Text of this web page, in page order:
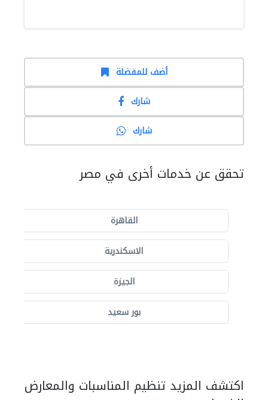
أضف للمفضلة
شارك
شارك
تحقق عن خدمات أخرى في مصر
القاهرة
الاسكندرية
الجيزة
بور سعيد
اكتشف المزيد تنظيم المناسبات والمعارض